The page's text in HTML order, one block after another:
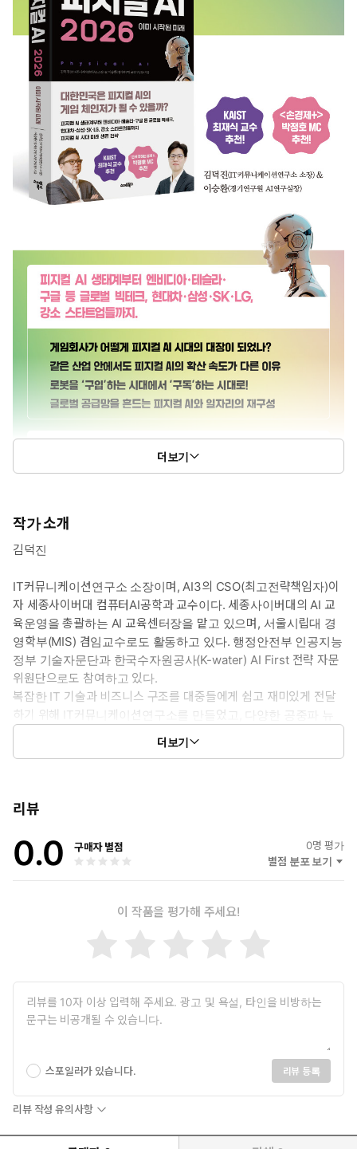
CES 2026에서 엔비디아의 젠슨 황은 “피지컬 AI의 챗GPT 모멘트
가 도래했다. 앞으로 움직이는 모든 것은 로봇이 될 것이다”라고 선
언했다. 『피지컬 AI 2026: 이미 시작된 미래』는 피지컬 AI가 무엇
인지, 왜 지금 폭발적으로 성장하고 있는지, 그리고 이 거대한 시장
에서 누가 돈을 벌게 될지를 짚어본다. 또한 미국과 중국은 어떤 전
략으로 움직이고 있으며, 그 사이에서 한국은 무엇을 할 수 있는지
에서 우리의 일자리와 삶이 어떻게 달라질지까지 전망한다.
이 책의 저자인 IT커뮤니케이션연구소 김덕진 소장과 경기연구원
AI연구실장 이승환 박사는 2026년부터 2028년까지 앞으로 3년이
임이 될 것이라고 주장한다. 한국은 이 거대한 판에서 게임 체인저
락할 것인가? 엔비디아·테슬라·구글·아마존·피겨AI·스킬드AI·애지봇
·유니트리 등 글로벌 빅테크부터 현대차·삼성·SK·LG, 작지만 날카
로운 스타트업들, 한국형 킬러 애플리케이션까지, 한 권으로 끝이
더보기
작가 소개
김덕진
IT커뮤니케이션연구소 소장이며, AI3의 CSO(최고전략책임자)이
자 세종사이버대 컴퓨터AI공학과 교수이다. 세종사이버대의 AI 교
육운영을 총괄하는 AI 교육센터장을 맡고 있으며, 서울시립대 경
영학부(MIS) 겸임교수로도 활동하고 있다. 행정안전부 인공지능
정부 기술자문단과 한국수자원공사(K-water) AI First 전략 자문
위원단으로도 참여하고 있다.
복잡한 IT 기술과 비즈니스 구조를 대중들에게 쉽고 재미있게 전달
하기 위해 IT커뮤니케이션연구소를 만들었고, 다양한 공중파 뉴
스와 라디오 등에서 15년 이상 전문 패널로 활동하며 IT커뮤니케
현재 MBC 「손에 잡히는 경제」, KBS1라디오 「세상의 모든 정
대중과 소통하고 있으며, AI에 대한 쉽고 명쾌한 해석으로 대기업 임
직원 대상 강연 및 대중 강연에서 큰 호응을 얻으며 지속적인 러브콜
을 받고 있다.
2026』 ‘트렌드&활용백과’ 시리즈를 비롯해 『AI 에이전트』,
『챗봇 2025』 등을 출간했다.유튜브 채널│김덕진의 AI디아
이승환
인간과 기계, 가상과 현실, 데이터와 의미가 교차하는 지점에서 변화
를 읽고, 미래를 연구하는 디지털 개척자(Pathfinder).
삼성경제연구소, KT 전략기획실, 한국전자통신연구원, SW정책연
구소, 국회미래연구원을 거쳐 현재 경기연구원에서 AI연구실장으로
재직 중이다.
더보기
리뷰
0.0 구매자 별점 0명 평가
별점 분포 보기
이 작품을 평가해 주세요!
스포일러가 있습니다. 리뷰 등록
리뷰 작성 유의사항